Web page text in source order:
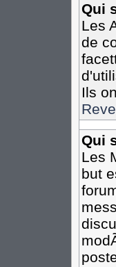
Qui
Les
de
Ils
Qui
Les
but